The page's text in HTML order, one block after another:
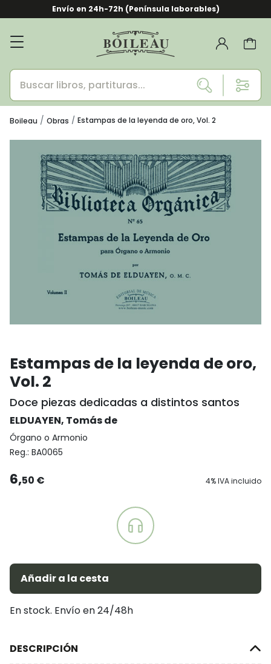
Envío en 24h-72h (Península laborables)
Boileau Obras Estampas de la leyenda de oro, Vol. 2
Estampas de la leyenda de oro,
Vol. 2
Doce piezas dedicadas a distintos santos
ELDUAYEN, Tomás de
Órgano o Armonio
Reg.: BA0065
6,50 € 4% IVA incluido
Añadir a la cesta
En stock. Envío en 24/48h
DESCRIPCIÓN